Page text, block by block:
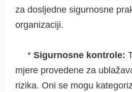
za dosljedne sigurnosne
organizaciji.
* Sigurnosne kontrole:
mjere provedene za
rizika. Oni se mogu